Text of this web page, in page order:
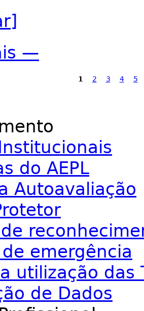
—
1 2 3 4 5
do AEPL
Autoavaliação
emergência
utilização das
de Dados